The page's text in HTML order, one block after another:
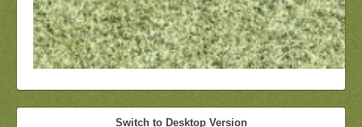
Switch to Desktop Version